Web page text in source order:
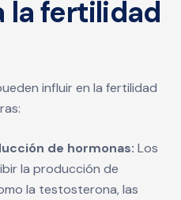
la fertilidad
influir en la fertilidad
de hormonas: Los
la producción de
la testosterona, las